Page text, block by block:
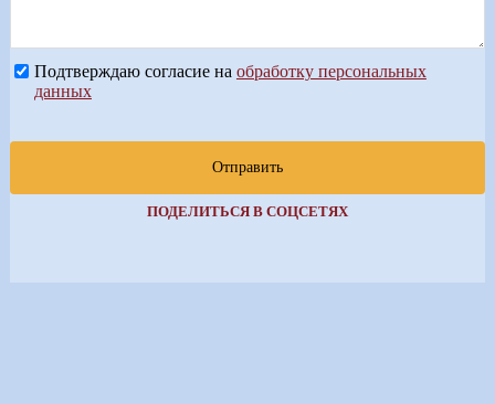
Подтверждаю согласие на обработку персональных
данных
Отправить
ПОДЕЛИТЬСЯ В СОЦСЕТЯХ